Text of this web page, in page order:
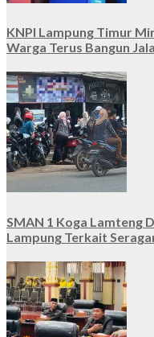
KNPI Lampung Timur
Warga Terus Bangun
SMAN 1 Koga Lamteng
Lampung Terkait